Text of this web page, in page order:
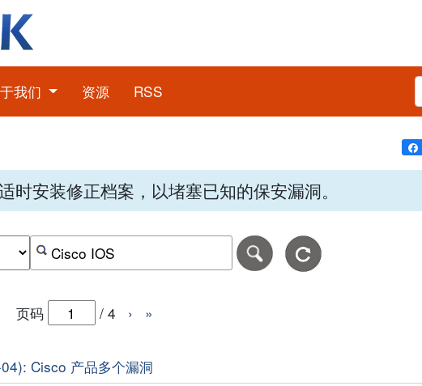
我们 资源 RSS
时安装修正档案，以堵塞已知的保安漏洞。
格式为-日日-月月-年年年年。
范围的结束日期，格式为-日日-月月-年年年年。
按关键字或 CVE ID 搜寻保安警报
页码 / 4 › »
Cisco 产品多个漏洞